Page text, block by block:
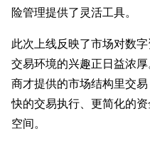
险管理提供了灵活工具。
此次上线反映了市场对数
交易环境的兴趣正日益浓
商才提供的市场结构里交
快的交易执行、更简化的
空间。